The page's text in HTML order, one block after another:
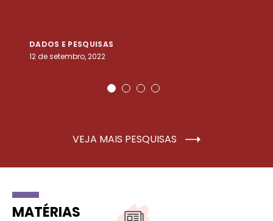
DADOS E PESQUISAS
12 de setembro, 2022
VEJA MAIS PESQUISAS
MATÉRIAS